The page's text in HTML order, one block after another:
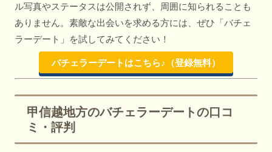
ル写真やステータスは公開されず、周囲に知られることも
ありません。素敵な出会いを求める方には、ぜひ「バチェ
ラーデート」を試してみてください！
バチェラーデートはこちら♪（登録無料）
甲信越地方のバチェラーデートの口コ
ミ・評判